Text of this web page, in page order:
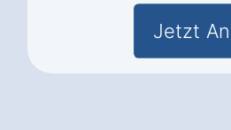
Jetzt